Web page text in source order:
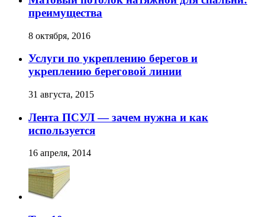
преимущества
8 октября, 2016
Услуги по укреплению берегов и
укреплению береговой линии
31 августа, 2015
Лента ПСУЛ — зачем нужна и как
используется
16 апреля, 2014